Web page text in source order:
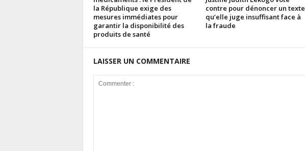
la République exige des
mesures immédiates pour
garantir la disponibilité des
produits de santé
contre pour dénoncer un texte
qu’elle juge insuffisant face à
la fraude
LAISSER UN COMMENTAIRE